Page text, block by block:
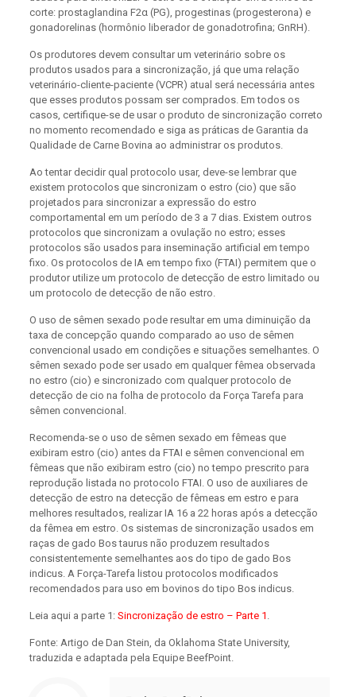
corte: prostaglandina F2α (PG), progestinas (progesterona) e
gonadorelinas (hormônio liberador de gonadotrofina; GnRH).
Os produtores devem consultar um veterinário sobre os
produtos usados ​​para a sincronização, já que uma relação
veterinário-cliente-paciente (VCPR) atual será necessária antes
que esses produtos possam ser comprados. Em todos os
casos, certifique-se de usar o produto de sincronização correto
no momento recomendado e siga as práticas de Garantia da
Qualidade de Carne Bovina ao administrar os produtos.
Ao tentar decidir qual protocolo usar, deve-se lembrar que
existem protocolos que sincronizam o estro (cio) que são
projetados para sincronizar a expressão do estro
comportamental em um período de 3 a 7 dias. Existem outros
protocolos que sincronizam a ovulação no estro; esses
protocolos são usados ​​para inseminação artificial em tempo
fixo. Os protocolos de IA em tempo fixo (FTAI) permitem que o
produtor utilize um protocolo de detecção de estro limitado ou
um protocolo de detecção de não estro.
O uso de sêmen sexado pode resultar em uma diminuição da
taxa de concepção quando comparado ao uso de sêmen
convencional usado em condições e situações semelhantes. O
sêmen sexado pode ser usado em qualquer fêmea observada
no estro (cio) e sincronizado com qualquer protocolo de
detecção de cio na folha de protocolo da Força Tarefa para
sêmen convencional.
Recomenda-se o uso de sêmen sexado em fêmeas que
exibiram estro (cio) antes da FTAI e sêmen convencional em
fêmeas que não exibiram estro (cio) no tempo prescrito para
reprodução listada no protocolo FTAI. O uso de auxiliares de
detecção de estro na detecção de fêmeas em estro e para
melhores resultados, realizar IA 16 a 22 horas após a detecção
da fêmea em estro. Os sistemas de sincronização usados ​​em
raças de gado Bos taurus não produzem resultados
consistentemente semelhantes aos do tipo de gado Bos
indicus. A Força-Tarefa listou protocolos modificados
recomendados para uso em bovinos do tipo Bos indicus.
Leia aqui a parte 1: Sincronização de estro – Parte 1
Fonte: Artigo de Dan Stein, da Oklahoma State University,
traduzida e adaptada pela Equipe BeefPoint.